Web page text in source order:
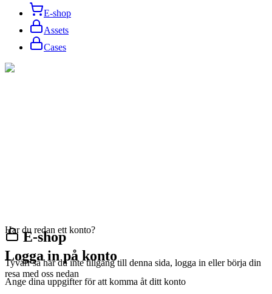
E-shop
Assets
Cases
E-shop
Tyvärr så har du inte tillgång till denna sida, logga in eller börja din
resa med oss nedan
Har du redan ett konto?
Logga in på konto
Ange dina uppgifter för att komma åt ditt konto